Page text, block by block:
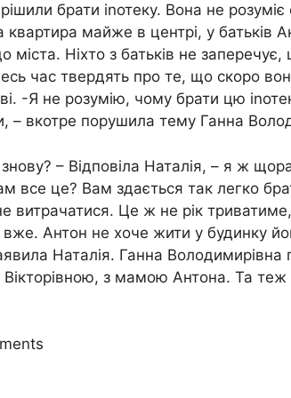
брати іnотеку. Вона не розуміє
квартира майже в центрі, у батьків
міста. Ніхто з батьків не
час твердять про те, що скоро
-Я не розумію, чому брати цю
– вкотре порушила тему Ганна
– Відповіла Наталія, – я ж
все це? Вам здається так легко
витрачатися. Це ж не рік
вже. Антон не хоче жити у будинку
Наталія. Ганна Володимирівна
з мамою Антона. Та теж